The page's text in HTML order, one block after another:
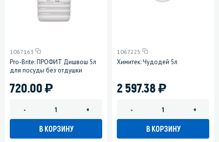
1067163
Pro-Brite: ПРОФИТ Дишвош 5л
для посуды без отдушки
720.00)
- +
В КОРЗИНУ
1067225
Химитек: Чудодей 5л
2 597.38)
- +
В КОРЗИНУ